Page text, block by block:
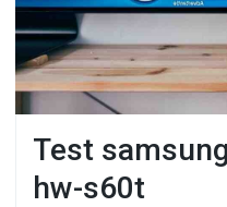
Test
hw-s60t